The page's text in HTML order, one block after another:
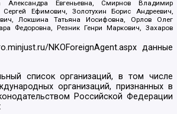
Александра Евгеньевна, Смирнов Владимир
Ефимович, Золотухин Борис Андреевич,
Локшина Татьяна Иосифовна, Орлов Олег
Федоровна, Резник Генри Маркович, Захаров
NKOForeignAgent.aspxданные
список организаций, в том числе
организаций, признанных в
Российской Федерации